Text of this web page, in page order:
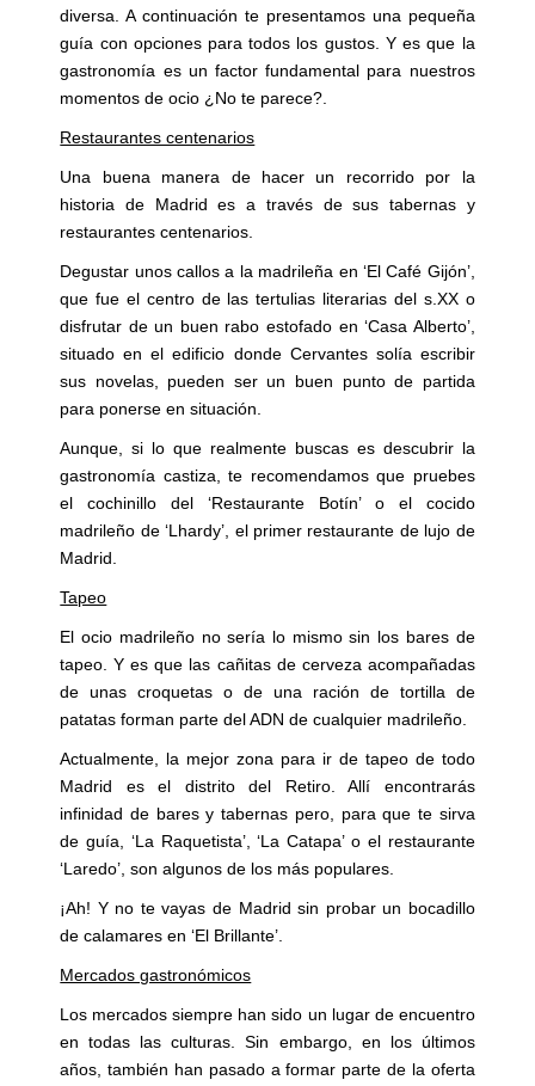
diversa. A continuación te presentamos una pequeña
guía con opciones para todos los gustos. Y es que la
gastronomía es un factor fundamental para nuestros
momentos de ocio ¿No te parece?.
Restaurantes centenarios
Una buena manera de hacer un recorrido por la
historia de Madrid es a través de sus tabernas y
restaurantes centenarios.
Degustar unos callos a la madrileña en ‘El Café Gijón’,
que fue el centro de las tertulias literarias del s.XX o
disfrutar de un buen rabo estofado en ‘Casa Alberto’,
situado en el edificio donde Cervantes solía escribir
sus novelas, pueden ser un buen punto de partida
para ponerse en situación.
Aunque, si lo que realmente buscas es descubrir la
gastronomía castiza, te recomendamos que pruebes
el cochinillo del ‘Restaurante Botín’ o el cocido
madrileño de ‘Lhardy’, el primer restaurante de lujo de
Madrid.
Tapeo
El ocio madrileño no sería lo mismo sin los bares de
tapeo. Y es que las cañitas de cerveza acompañadas
de unas croquetas o de una ración de tortilla de
patatas forman parte del ADN de cualquier madrileño.
Actualmente, la mejor zona para ir de tapeo de todo
Madrid es el distrito del Retiro. Allí encontrarás
infinidad de bares y tabernas pero, para que te sirva
de guía, ‘La Raquetista’, ‘La Catapa’ o el restaurante
‘Laredo’, son algunos de los más populares.
¡Ah! Y no te vayas de Madrid sin probar un bocadillo
de calamares en ‘El Brillante’.
Mercados gastronómicos
Los mercados siempre han sido un lugar de encuentro
en todas las culturas. Sin embargo, en los últimos
años, también han pasado a formar parte de la oferta